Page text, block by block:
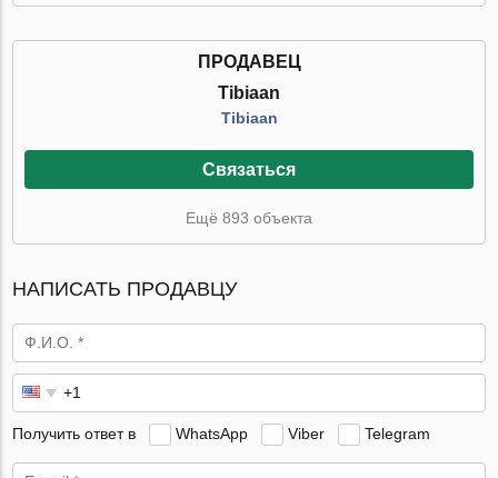
ПРОДАВЕЦ
Tibiaan
Tibiaan
Связаться
Ещё 893 объекта
НАПИСАТЬ ПРОДАВЦУ
Получить ответ в WhatsApp Viber Telegram